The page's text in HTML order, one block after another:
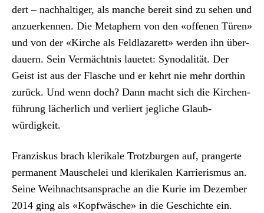
dert – nach­haltiger, als manche bere­it sind zu sehen und
anzuerken­nen. Die Meta­phern von den «offe­nen Türen»
und von der «Kirche als Feld­lazarett» wer­den ihn über­
dauern. Sein Ver­mächt­nis lauetet: Syn­odal­ität. Der
Geist ist aus der Flasche und er kehrt nie mehr dor­thin
zurück. Und wenn doch? Dann macht sich die Kirchen­
führung lächer­lich und ver­liert jegliche Glaub­
würdigkeit.
Franziskus brach klerikale Trotzbur­gen auf, prangerte
per­ma­nent Mauschelei und klerikalen Kar­ri­eris­mus an.
Seine Wei­h­nacht­sansprache an die Kurie im Dezem­ber
2014 ging als «Kopfwäsche» in die Geschichte ein.